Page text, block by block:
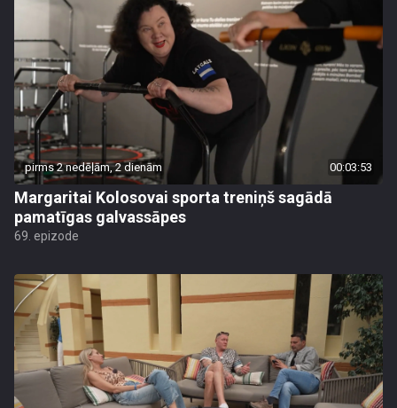
pirms 2 nedēļām, 2 dienām 00:03:53
Margaritai Kolosovai sporta treniņš sagādā
pamatīgas galvassāpes
69. epizode